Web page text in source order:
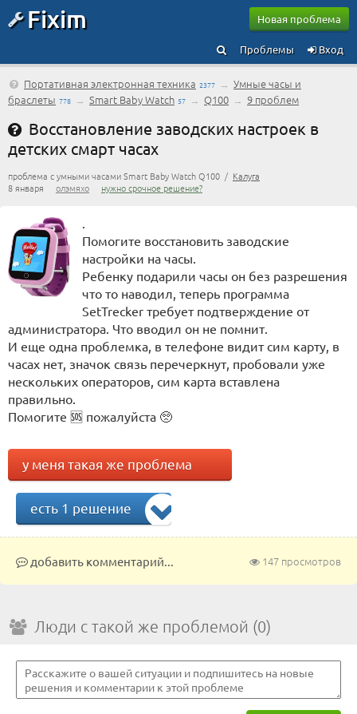
Fixim Новая проблема
Вход
Проблемы
Портативная электронная техника 2377 → Умные часы и
браслеты 778 → Smart Baby Watch 57 → Q100 → 9 проблем
Восстановление заводских настроек в
детских смарт часах
проблема с умными часами Smart Baby Watch Q100 / Калуга
8 января олэмяхо нужно срочное решение?
.
Помогите восстановить заводские
настройки на часы.
Ребенку подарили часы он без разрешения
что то наводил, теперь программа
SetTrecker требует подтверждение от
администратора. Что вводил он не помнит.
И еще одна проблемка, в телефоне видит сим карту, в
часах нет, значок связь перечеркнут, пробовали уже
нескольких операторов, сим карта вставлена
правильно.
Помогите 🆘 пожалуйста 🥺
у меня такая же проблема
есть 1 решение
147 просмотров
добавить комментарий...
Люди с такой же проблемой (0)